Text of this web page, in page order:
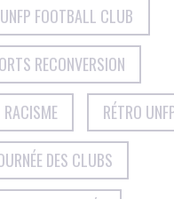
UNFP FOOTBALL CLUB
RECONVERSION
RACISME RÉTRO
DES CLUBS